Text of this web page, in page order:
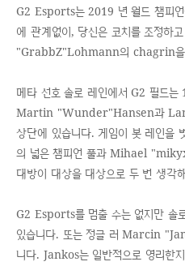
G2 Esports는 2019 년 월드 챔피
에 관계없이, 당신은 코치를 조정하
"GrabbZ"Lohmann의 chagrin을
메타 선호 솔로 레인에서 G2 필드
Martin "Wunder"Hansen과
상단에 있습니다. 게임이 봇 레인
의 넓은 챔피언 풀과 Mihael
대방이 대상을 대상으로 두 번 생각
G2 Esports를 멈출 수는 없지만 솔
있습니다. 또는 정글 러 Marcin
니다. Jankos는 일반적으로 영리한